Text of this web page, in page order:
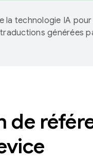
la technologie IA
générées
de